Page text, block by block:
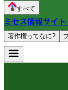
すべて
ミセス情報サイ
著作権ってなに?